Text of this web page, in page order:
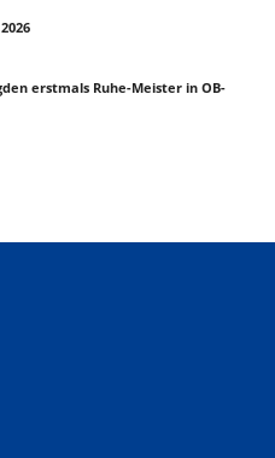
erstmals Ruhe-Meister in OB-